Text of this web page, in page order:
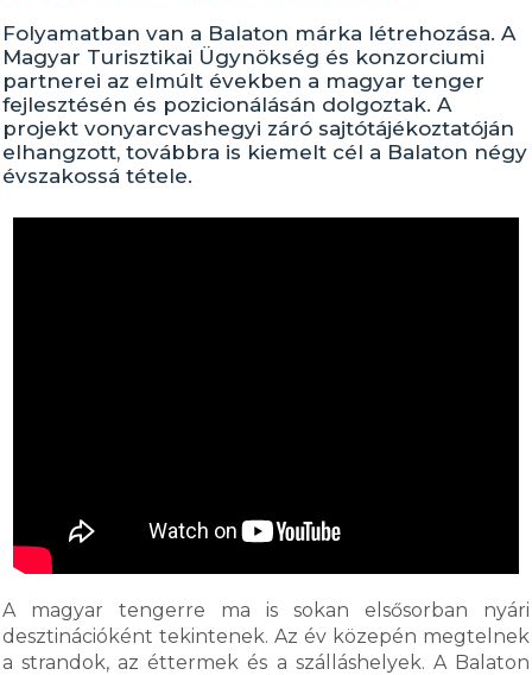
Folyamatban van a Balaton márka létrehozása. A
Magyar Turisztikai Ügynökség és konzorciumi
partnerei az elmúlt években a magyar tenger
fejlesztésén és pozicionálásán dolgoztak. A
projekt vonyarcvashegyi záró sajtótájékoztatóján
elhangzott, továbbra is kiemelt cél a Balaton négy
évszakossá tétele.
A magyar tengerre ma is sokan elsősorban nyári
desztinációként tekintenek. Az év közepén megtelnek
a strandok, az éttermek és a szálláshelyek. A Balaton